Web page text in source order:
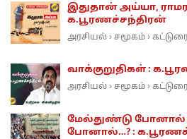
இதுதான் அய்யா,
க.பூரணச்சந்திரன்
அரசியல் › சமூகம் ›
வாக்குறுதிகள் :
அரசியல் › சமூகம் ›
மேல்துண்டு போனால்
போனால்…? :